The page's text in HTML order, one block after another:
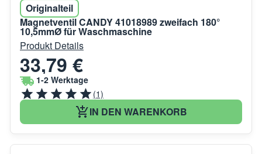
Originalteil
Magnetventil CANDY 41018989 zweifach 180°
10,5mmØ für Waschmaschine
Produkt Details
33,79 €
1-2 Werktage
(1)
IN DEN WARENKORB